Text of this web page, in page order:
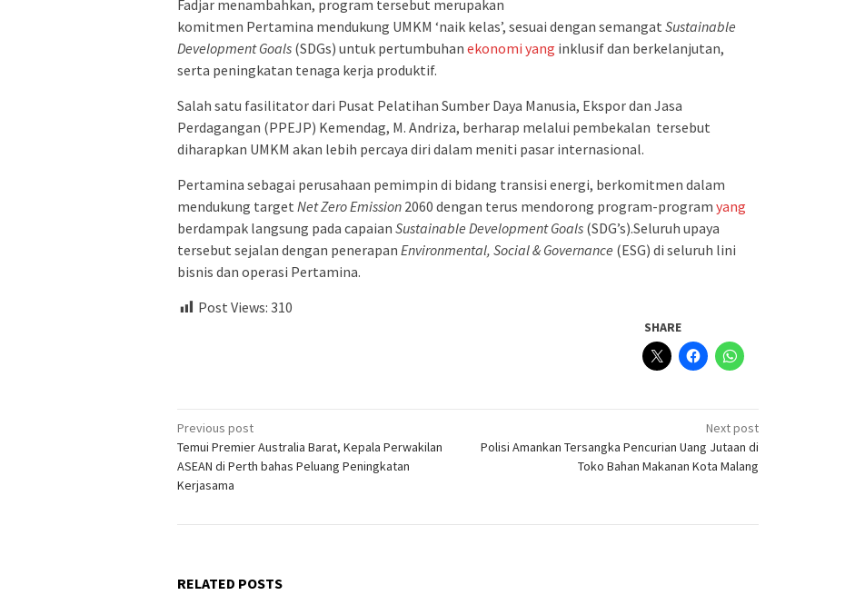
Fadjar menambahkan, program tersebut merupakan
komitmen Pertamina mendukung UMKM ‘naik kelas’, sesuai dengan semangat Sustainable
Development Goals (SDGs) untuk pertumbuhan ekonomi yang inklusif dan berkelanjutan,
serta peningkatan tenaga kerja produktif.
Salah satu fasilitator dari Pusat Pelatihan Sumber Daya Manusia, Ekspor dan Jasa
Perdagangan (PPEJP) Kemendag, M. Andriza, berharap melalui pembekalan tersebut
diharapkan UMKM akan lebih percaya diri dalam meniti pasar internasional.
Pertamina sebagai perusahaan pemimpin di bidang transisi energi, berkomitmen dalam
mendukung target Net Zero Emission 2060 dengan terus mendorong program-program yang
berdampak langsung pada capaian Sustainable Development Goals (SDG’s).Seluruh upaya
tersebut sejalan dengan penerapan Environmental, Social & Governance (ESG) di seluruh lini
bisnis dan operasi Pertamina.
Post Views: 310
SHARE
Post
navigation
Previous post
Temui Premier Australia Barat, Kepala Perwakilan
ASEAN di Perth bahas Peluang Peningkatan
Kerjasama
Next post
Polisi Amankan Tersangka Pencurian Uang Jutaan di
Toko Bahan Makanan Kota Malang
RELATED POSTS